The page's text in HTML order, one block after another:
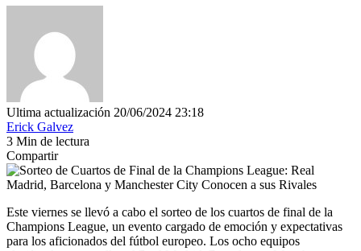
Ultima actualización 20/06/2024 23:18
Erick Galvez
3 Min de lectura
Compartir
Este viernes se llevó a cabo el sorteo de los cuartos de final de la
Champions League, un evento cargado de emoción y expectativas
para los aficionados del fútbol europeo. Los ocho equipos